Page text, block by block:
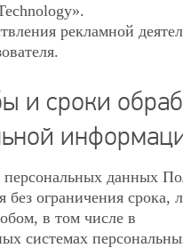
рекламной
и сроки
данных
без ограничения срока,
в том числе в
системах